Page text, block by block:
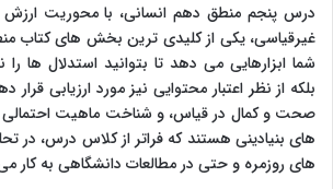
درس پنجم منطق دهم انسانی، با محوریت
غیرقیاسی، یکی از کلیدی ترین بخش های کتاب
شما ابزارهایی می دهد تا بتوانید استدلال ها را
بلکه از نظر اعتبار محتوایی نیز مورد ارزیابی قرار
صحت و کمال در قیاس، و شناخت ماهیت احتمالی
های بنیادینی هستند که فراتر از کلاس درس، در
های روزمره و حتی در مطالعات دانشگاهی به کار